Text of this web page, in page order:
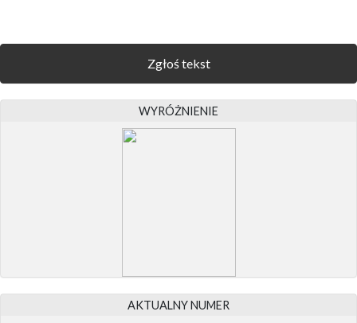
Zgłoś tekst
WYRÓŻNIENIE
AKTUALNY NUMER